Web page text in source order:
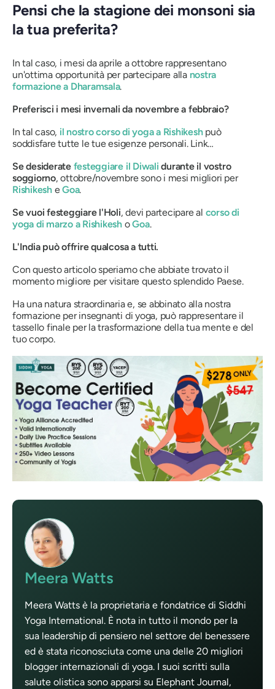
Pensi che la stagione dei monsoni sia
la tua preferita?
In tal caso, i mesi da aprile a ottobre rappresentano
un'ottima opportunità per partecipare alla nostra
formazione a Dharamsala.
Preferisci i mesi invernali da novembre a febbraio?
In tal caso, il nostro corso di yoga a Rishikeshpuò
soddisfare tutte le tue esigenze personali. Link…
Se desiderate festeggiare il Diwali durante il vostro
soggiorno, ottobre/novembre sono i mesi migliori per
RishikesheGoa.
Se vuoi festeggiare l'Holi, devi partecipare al corso di
yoga di marzo a Rishikesh oGoa.
L'India può offrire qualcosa a tutti.
Con questo articolo speriamo che abbiate trovato il
momento migliore per visitare questo splendido Paese.
Ha una natura straordinaria e, se abbinato alla nostra
formazione per insegnanti di yoga, può rappresentare il
tassello finale per la trasformazione della tua mente e del
tuo corpo.
Meera Watts
Meera Watts è la proprietaria e fondatrice di Siddhi
Yoga International. È nota in tutto il mondo per la
sua leadership di pensiero nel settore del benessere
ed è stata riconosciuta come una delle 20 migliori
blogger internazionali di yoga. I suoi scritti sulla
salute olistica sono apparsi su Elephant Journal,